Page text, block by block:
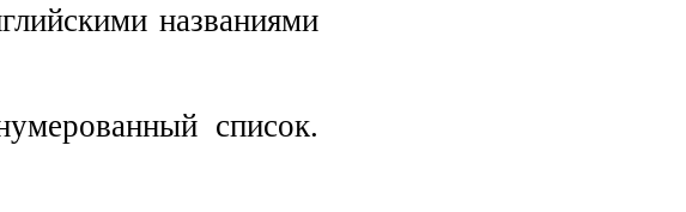
названиями
список.